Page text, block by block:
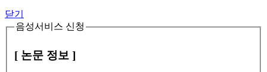
닫기
음성서비스 신청
[ 논문 정보 ]